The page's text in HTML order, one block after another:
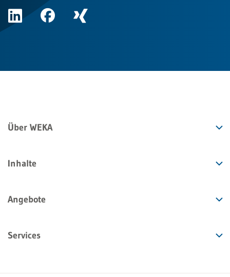
Über WEKA
Inhalte
Angebote
Services